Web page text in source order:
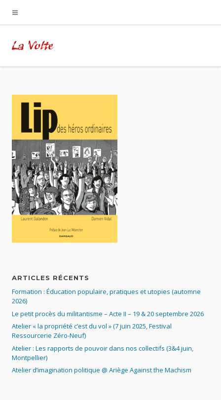
La Volte
ARTICLES RÉCENTS
Formation : Éducation populaire, pratiques et utopies (automne
2026)
Le petit procès du militantisme – Acte II – 19 & 20 septembre 2026
Atelier « la propriété c’est du vol » (7 juin 2025, Festival
Ressourcerie Zéro-Neuf)
Atelier : Les rapports de pouvoir dans nos collectifs (3&4 juin,
Montpellier)
Atelier d’imagination politique @ Ariège Against the Machism